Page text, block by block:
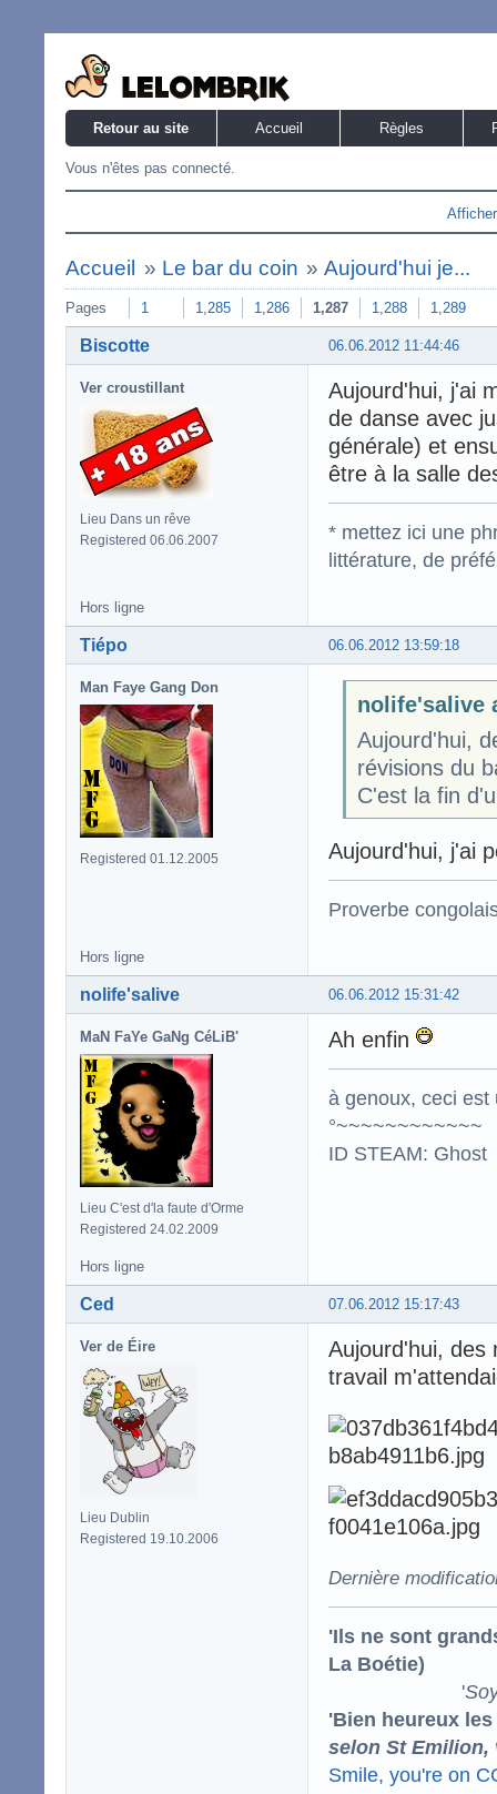
Retour au site Accueil Règles
Vous n'êtes pas connecté.
Accueil » Le bar du coin »Aujourd'hui je...
Pages 1 1,285 1,286 1,287 1,288 1,289
06.06.2012 11:44:46
Biscotte
Ver croustillant
Lieu Dans un rêve
Registered 06.06.2007
Aujourd'hui, j'ai
de danse avec
générale) et
être à la salle
* mettez ici une
littérature, de
Hors ligne
06.06.2012 13:59:18
Tiépo
Man Faye Gang Don
Registered 01.12.2005
nolife'salive
Aujourd'hui,
révisions du
C'est la fin
Aujourd'hui, j'ai
Proverbe
Hors ligne
06.06.2012 15:31:42
nolife'salive
MaN FaYe GaNg CéLiB'
Lieu C'est d'la faute d'Orme
Registered 24.02.2009
Ah enfin
à genoux, ceci est
°~~~~~~~~~~~~
ID STEAM: Ghost
Hors ligne
07.06.2012 15:17:43
Ced
Ver de Éire
Lieu Dublin
Registered 19.10.2006
Aujourd'hui, des
travail
Dernière
'Ils ne sont
La Boétie)
'
'Bien heureux
selon St Emilion,
Smile, you're on